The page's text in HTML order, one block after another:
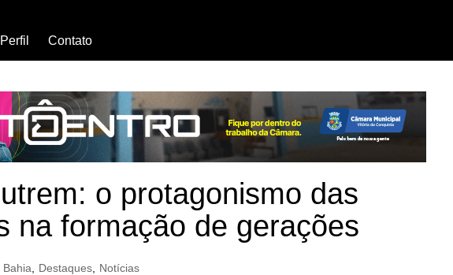
Contato
o protagonismo das
na formação de gerações
Bahia Destaques Notícias